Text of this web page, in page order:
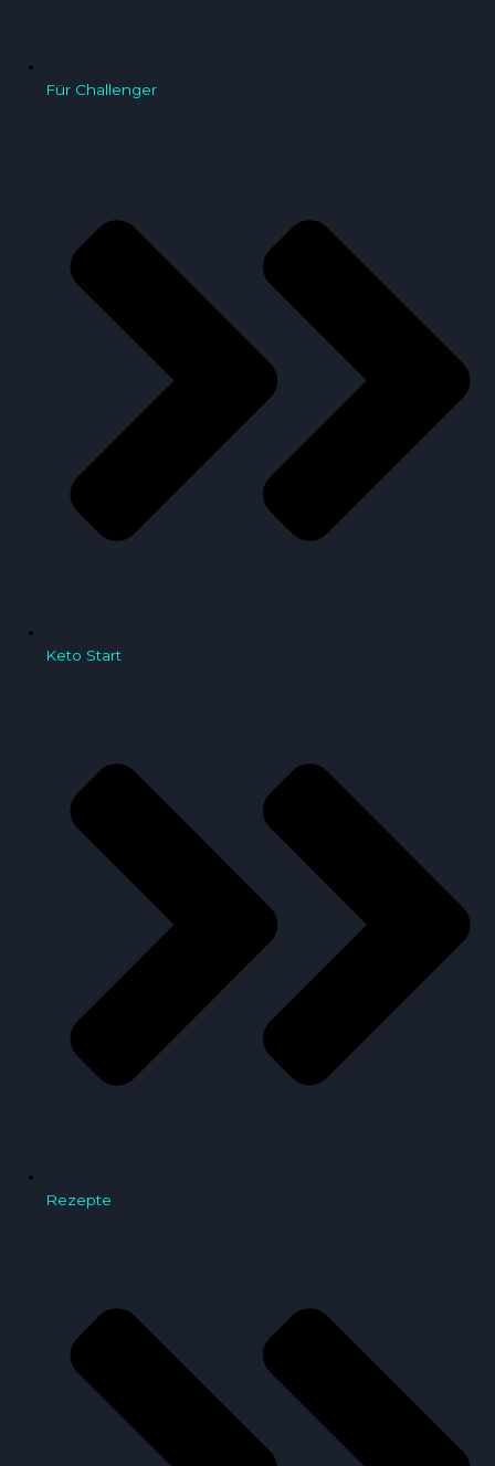
Für Challenger
Keto Start
Rezepte